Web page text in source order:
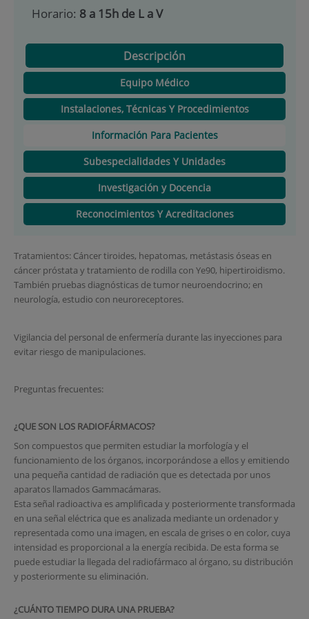
Horario: 8 a 15h de L a V
Descripción
Equipo Médico
Instalaciones, Técnicas Y Procedimientos
Información Para Pacientes
Subespecialidades Y Unidades
Investigación y Docencia
Reconocimientos Y Acreditaciones
Tratamientos: Cáncer tiroides, hepatomas, metástasis óseas en
cáncer próstata y tratamiento de rodilla con Ye90, hipertiroidismo.
También pruebas diagnósticas de tumor neuroendocrino; en
neurología, estudio con neuroreceptores.
Vigilancia del personal de enfermería durante las inyecciones para
evitar riesgo de manipulaciones.
Preguntas frecuentes:
¿QUE SON LOS RADIOFÁRMACOS?
Son compuestos que permiten estudiar la morfología y el
funcionamiento de los órganos, incorporándose a ellos y emitiendo
una pequeña cantidad de radiación que es detectada por unos
aparatos llamados Gammacámaras.
Esta señal radioactiva es amplificada y posteriormente transformada
en una señal eléctrica que es analizada mediante un ordenador y
representada como una imagen, en escala de grises o en color, cuya
intensidad es proporcional a la energía recibida. De esta forma se
puede estudiar la llegada del radiofármaco al órgano, su distribución
y posteriormente su eliminación.
¿CUÁNTO TIEMPO DURA UNA PRUEBA?